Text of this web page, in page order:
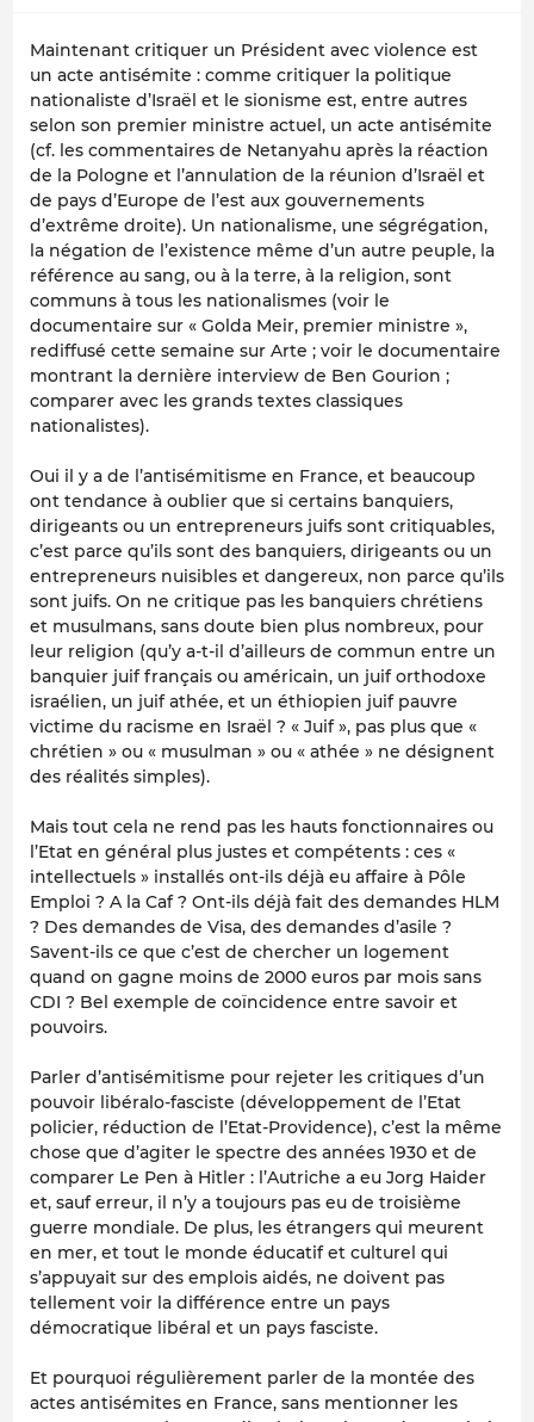
Maintenant critiquer un Président avec violence est
un acte antisémite : comme critiquer la politique
nationaliste d’Israël et le sionisme est, entre autres
selon son premier ministre actuel, un acte antisémite
(cf. les commentaires de Netanyahu après la réaction
de la Pologne et l’annulation de la réunion d’Israël et
de pays d’Europe de l’est aux gouvernements
d’extrême droite). Un nationalisme, une ségrégation,
la négation de l’existence même d’un autre peuple, la
référence au sang, ou à la terre, à la religion, sont
communs à tous les nationalismes (voir le
documentaire sur « Golda Meir, premier ministre »,
rediffusé cette semaine sur Arte ; voir le documentaire
montrant la dernière interview de Ben Gourion ;
comparer avec les grands textes classiques
nationalistes).
Oui il y a de l’antisémitisme en France, et beaucoup
ont tendance à oublier que si certains banquiers,
dirigeants ou un entrepreneurs juifs sont critiquables,
c’est parce qu’ils sont des banquiers, dirigeants ou un
entrepreneurs nuisibles et dangereux, non parce qu’ils
sont juifs. On ne critique pas les banquiers chrétiens
et musulmans, sans doute bien plus nombreux, pour
leur religion (qu’y a-t-il d’ailleurs de commun entre un
banquier juif français ou américain, un juif orthodoxe
israélien, un juif athée, et un éthiopien juif pauvre
victime du racisme en Israël ? « Juif », pas plus que «
chrétien » ou « musulman » ou « athée » ne désignent
des réalités simples).
Mais tout cela ne rend pas les hauts fonctionnaires ou
l’Etat en général plus justes et compétents : ces «
intellectuels » installés ont-ils déjà eu affaire à Pôle
Emploi ? A la Caf ? Ont-ils déjà fait des demandes HLM
? Des demandes de Visa, des demandes d’asile ?
Savent-ils ce que c’est de chercher un logement
quand on gagne moins de 2000 euros par mois sans
CDI ? Bel exemple de coïncidence entre savoir et
pouvoirs.
Parler d’antisémitisme pour rejeter les critiques d’un
pouvoir libéralo-fasciste (développement de l’Etat
policier, réduction de l’Etat-Providence), c’est la même
chose que d’agiter le spectre des années 1930 et de
comparer Le Pen à Hitler : l’Autriche a eu Jorg Haider
et, sauf erreur, il n’y a toujours pas eu de troisième
guerre mondiale. De plus, les étrangers qui meurent
en mer, et tout le monde éducatif et culturel qui
s’appuyait sur des emplois aidés, ne doivent pas
tellement voir la différence entre un pays
démocratique libéral et un pays fasciste.
Et pourquoi régulièrement parler de la montée des
actes antisémites en France, sans mentionner les